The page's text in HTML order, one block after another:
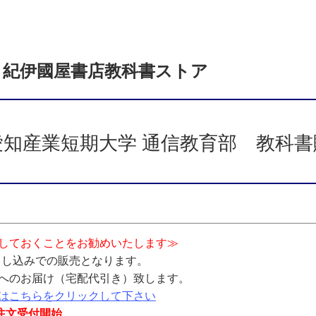
紀伊國屋書店教科書ストア
産業短期大学 通信教育部 教科書
ておくことをお勧めいたします≫
込みでの販売となります。
のお届け（宅配代引き）致します。
こちらをクリックして下さい